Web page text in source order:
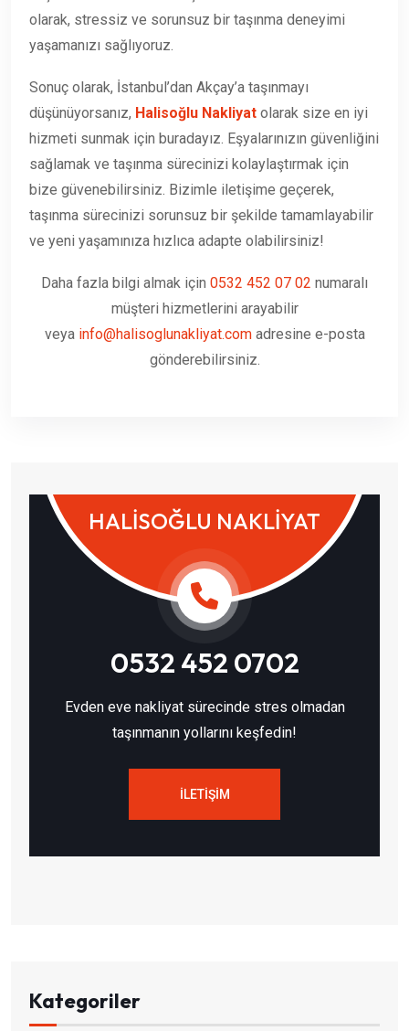
olarak, stressiz ve sorunsuz bir taşınma deneyimi
yaşamanızı sağlıyoruz.
Sonuç olarak, İstanbul’dan Akçay’a taşınmayı
düşünüyorsanız, Halisoğlu Nakliyat olarak size en iyi
hizmeti sunmak için buradayız. Eşyalarınızın güvenliğini
sağlamak ve taşınma sürecinizi kolaylaştırmak için
bize güvenebilirsiniz. Bizimle iletişime geçerek,
taşınma sürecinizi sorunsuz bir şekilde tamamlayabilir
ve yeni yaşamınıza hızlıca adapte olabilirsiniz!
Daha fazla bilgi almak için 0532 452 07 02 numaralı
müşteri hizmetlerini arayabilir
veya info@halisoglunakliyat.comadresine e-posta
gönderebilirsiniz.
HALİSOĞLU NAKLİYAT
0532 452 0702
Evden eve nakliyat sürecinde stres olmadan
taşınmanın yollarını keşfedin!
İLETIŞIM
Kategoriler